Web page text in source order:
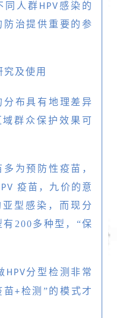
同人群 HPV 感染的
治提供重要的参
究及使用
分布具有地理差异
域群众保护效果可
多为预防性疫苗，
疫苗，九价的意
亚型感染，而现分
200多种型，“保
HPV分型检测非常
苗+检测 ”的模式才